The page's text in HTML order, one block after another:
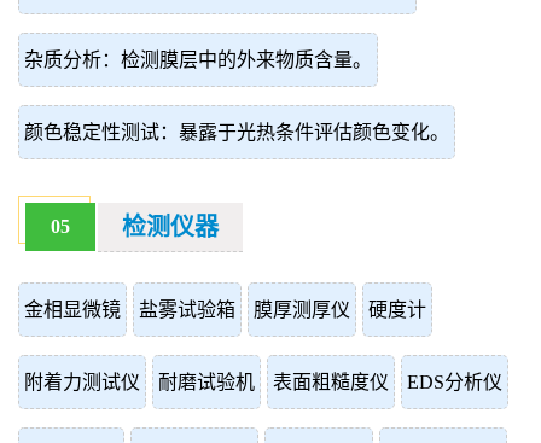
杂质分析：检测膜层中的外来物质含量。
颜色稳定性测试：暴露于光热条件评估颜色变化。
05 检测仪器
金相显微镜 盐雾试验箱 膜厚测厚仪 硬度计
附着力测试仪 耐磨试验机 表面粗糙度仪 EDS分析仪